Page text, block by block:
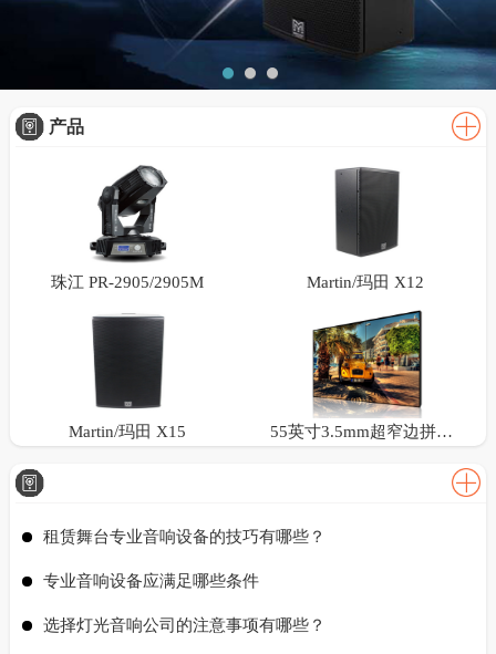
产品
珠江 PR-2905/2905M Martin/玛田 X12
Martin/玛田 X15 55英寸3.5mm超窄边拼接屏
租赁舞台专业音响设备的技巧有哪些？
专业音响设备应满足哪些条件
选择灯光音响公司的注意事项有哪些？